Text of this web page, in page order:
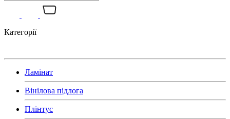
Категорії
Ламінат
Вінілова підлога
Плінтус